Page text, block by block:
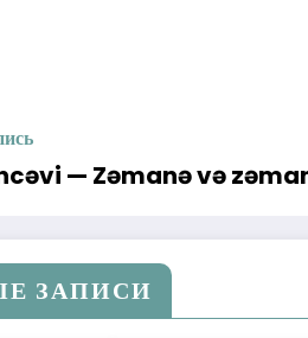
— Zəmanə və
ЗАПИСИ